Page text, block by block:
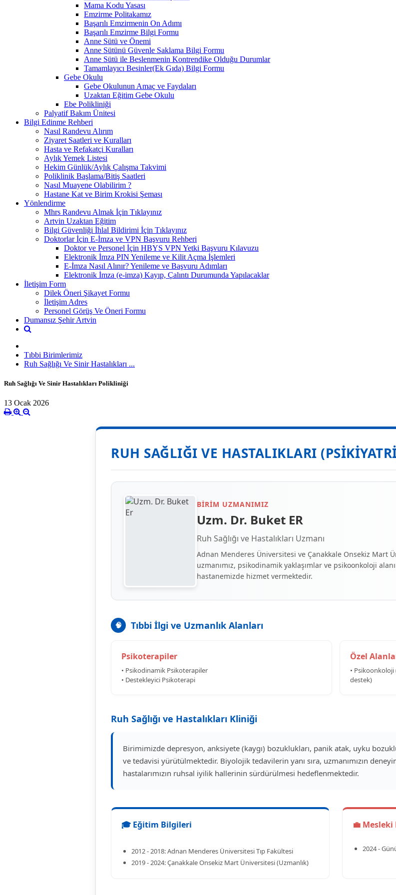
Mama Kodu Yasası
Emzirme Politakamız
Başarılı Emzirmenin On Adımı
Başarılı Emzirme Bilgi Formu
Anne Sütü ve Önemi
Anne Sütünü Güvenle Saklama Bilgi Formu
Anne Sütü ile Beslenmenin Kontrendike Olduğu Durumlar
Tamamlayıcı Besinler(Ek Gıda) Bilgi Formu
Gebe Okulu
Gebe Okulunun Amaç ve Faydaları
Uzaktan Eğitim Gebe Okulu
Ebe Polikliniği
Palyatif Bakım Ünitesi
Bilgi Edinme Rehberi
Nasıl Randevu Alırım
Ziyaret Saatleri ve Kuralları
Hasta ve Refakatçi Kuralları
Aylık Yemek Listesi
Hekim Günlük/Aylık Çalışma Takvimi
Poliklinik Başlama/Bitiş Saatleri
Nasıl Muayene Olabilirim ?
Hastane Kat ve Birim Krokisi Şeması
Yönlendirme
Mhrs Randevu Almak İçin Tıklayınız
Artvin Uzaktan Eğitim
Bilgi Güvenliği İhlal Bildirimi İçin Tıklayınız
Doktorlar İçin E-İmza ve VPN Başvuru Rehberi
Doktor ve Personel İçin HBYS VPN Yetki Başvuru Kılavuzu
Elektronik İmza PIN Yenileme ve Kilit Açma İşlemleri
E-İmza Nasıl Alınır? Yenileme ve Başvuru Adımları
Elektronik İmza (e-imza) Kayıp, Çalıntı Durumunda Yapılacaklar
İletişim Form
Dilek Öneri Şikayet Formu
İletişim Adres
Personel Görüş Ve Öneri Formu
Dumansız Şehir Artvin
Tıbbi Birimlerimiz
Ruh Sağlığı Ve Sinir Hastalıkları ...
Ruh Sağlığı Ve Sinir Hastalıkları Polikliniği
13 Ocak 2026
RUH SAĞLIĞI VE HASTALIKLARI
BIRIM UZMANIMIZ
Uzm. Dr. Buket ER
Ruh Sağlığı ve Hastalıkları Uzmanı
Adnan Menderes Üniversitesi ve Çanakkale Onsekiz Mart
uzmanımız, psikodinamik yaklaşımlar ve psikoonkoloji
hastanemizde hizmet vermektedir.
🧠 Tıbbi İlgi ve Uzmanlık Alanları
Psikoterapiler
• Psikodinamik Psikoterapiler
• Destekleyici Psikoterapi
Özel
• Psikoonkoloji
destek)
Ruh Sağlığı ve Hastalıkları Kliniği
Birimimizde depresyon, anksiyete (kaygı) bozuklukları, panik atak, uyku
ve tedavisi yürütülmektedir. Biyolojik tedavilerin yanı sıra, uzmanımızın
hastalarımızın ruhsal iyilik hallerinin sürdürülmesi hedeflenmektedir.
🎓 Eğitim Bilgileri
2012 - 2018: Adnan Menderes Üniversitesi Tıp Fakültesi
2019 - 2024: Çanakkale Onsekiz Mart Üniversitesi (Uzmanlık)
💼
2024 -